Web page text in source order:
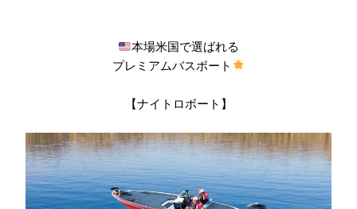
本場米国で選ばれる
プレミアムバスボート
【ナイトロボート】